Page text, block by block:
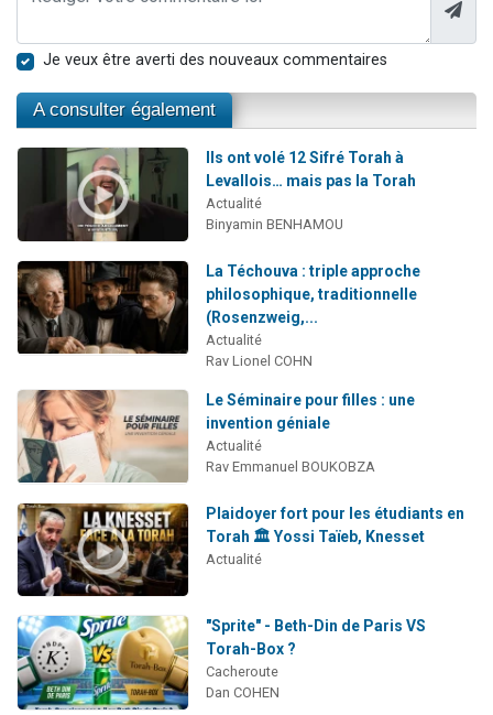
Je veux être averti des nouveaux commentaires
A consulter également
Ils ont volé 12 Sifré Torah à
Levallois… mais pas la Torah
Actualité
Binyamin BENHAMOU
La Téchouva : triple approche
philosophique, traditionnelle
(Rosenzweig,...
Actualité
Rav Lionel COHN
Le Séminaire pour filles : une
invention géniale
Actualité
Rav Emmanuel BOUKOBZA
Plaidoyer fort pour les étudiants en
Torah 🏛️ Yossi Taïeb, Knesset
Actualité
"Sprite" - Beth-Din de Paris VS
Torah-Box ?
Cacheroute
Dan COHEN